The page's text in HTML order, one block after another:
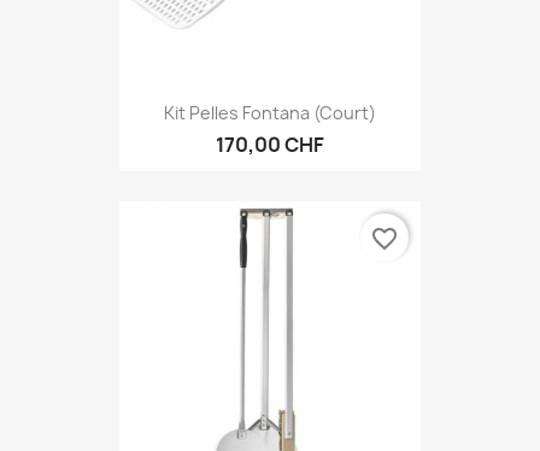
Kit Pelles Fontana (court)
170,00 CHF
favorite_border